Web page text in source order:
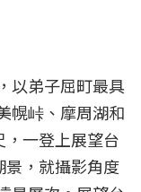
以弟子屈町最具
幌峠、摩周湖和
一登上展望台
，就攝影角度